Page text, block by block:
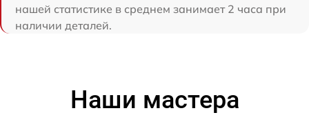
нашей статистике в среднем занимает 2 часа при
наличии деталей.
Наши мастера